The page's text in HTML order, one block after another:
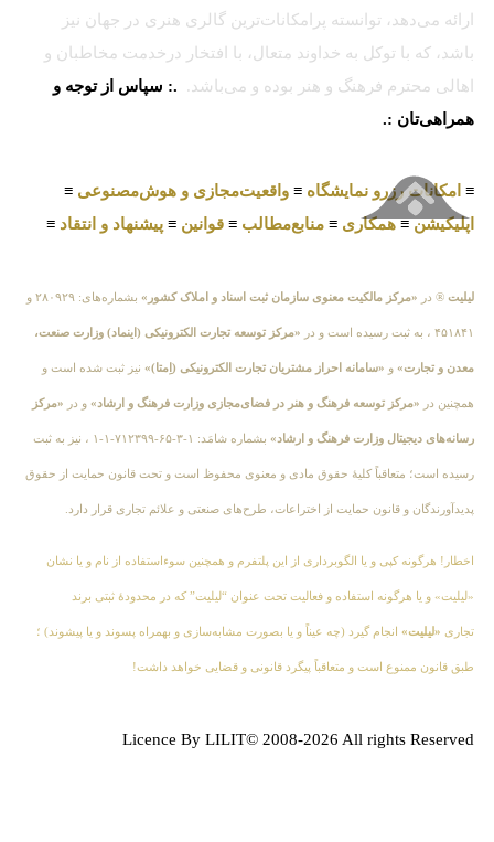
ارائه می‌دهد، توانسته پرامکانات‌ترین گالری هنری در جهان نیز
باشد، که با توکل به خداوند متعال، با افتخار درخدمت مخاطبان و
اهالی محترم فرهنگ و هنر بوده و می‌باشد. .: سپاس از توجه و
همراهی‌تان :.
≡ امکانات رزرو نمایشگاه ≡ واقعیت‌مجازی و هوش‌مصنوعی ≡
اپلیکیشن≡همکاری ≡ منابع‌مطالب ≡ قوانین ≡ پیشنهاد و انتقاد ≡
لیلیت ® در «مرکز مالکیت معنوی سازمان ثبت اسناد و املاک کشور» بشماره‌های: ۲۸۰۹۲۹ و
۴۵۱۸۴۱ ، به ثبت رسیده است و در «مرکز توسعه تجارت الکترونیکی (اینماد) وزارت صنعت،
معدن و تجارت» و «سامانه احراز مشتریان تجارت الکترونیکی (اِمتا)» نیز ثبت شده است و
همچنین در «مرکز توسعه فرهنگ و هنر در فضای‌مجازی وزارت فرهنگ و ارشاد» و در «مرکز
رسانه‌های دیجیتال وزارت فرهنگ و ارشاد» بشماره شامَد: ۱-۳-۶۵-۷۱۲۳۹۹-۱-۱ ، نیز به ثبت
رسیده است؛ متعاقباً کلیهٔ حقوق مادی و معنوی محفوظ است و تحت قانون حمایت از حقوق
پدیدآورندگان و قانون حمایت از اختراعات، طرح‌های صنعتی و علائم تجاری قرار دارد.
اخطار! هرگونه کپی و یا الگوبرداری از این پلتفرم و همچنین سوءاستفاده از نام و یا نشان
«لیلیت» و یا هرگونه استفاده و فعالیت تحت عنوان “لیلیت” که در محدودهٔ ثبتی برند
تجاری «لیلیت» انجام گیرد (چه عیناً و یا بصورت مشابه‌سازی و بهمراه پسوند و یا پیشوند) ؛
طبق قانون ممنوع است و متعاقباً پیگرد قانونی و قضایی خواهد داشت!
Licence By LILIT© 2008-2026 All rights Reserved